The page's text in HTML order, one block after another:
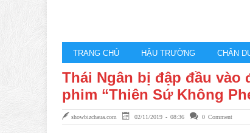
TRANG CHỦ HẬU TRƯỜNG CHÂN
Thái Ngân bị đập đầu vào
phim “Thiên Sứ Không
showbizchaua.com 02/11/2019 - 08:36 0 Comment